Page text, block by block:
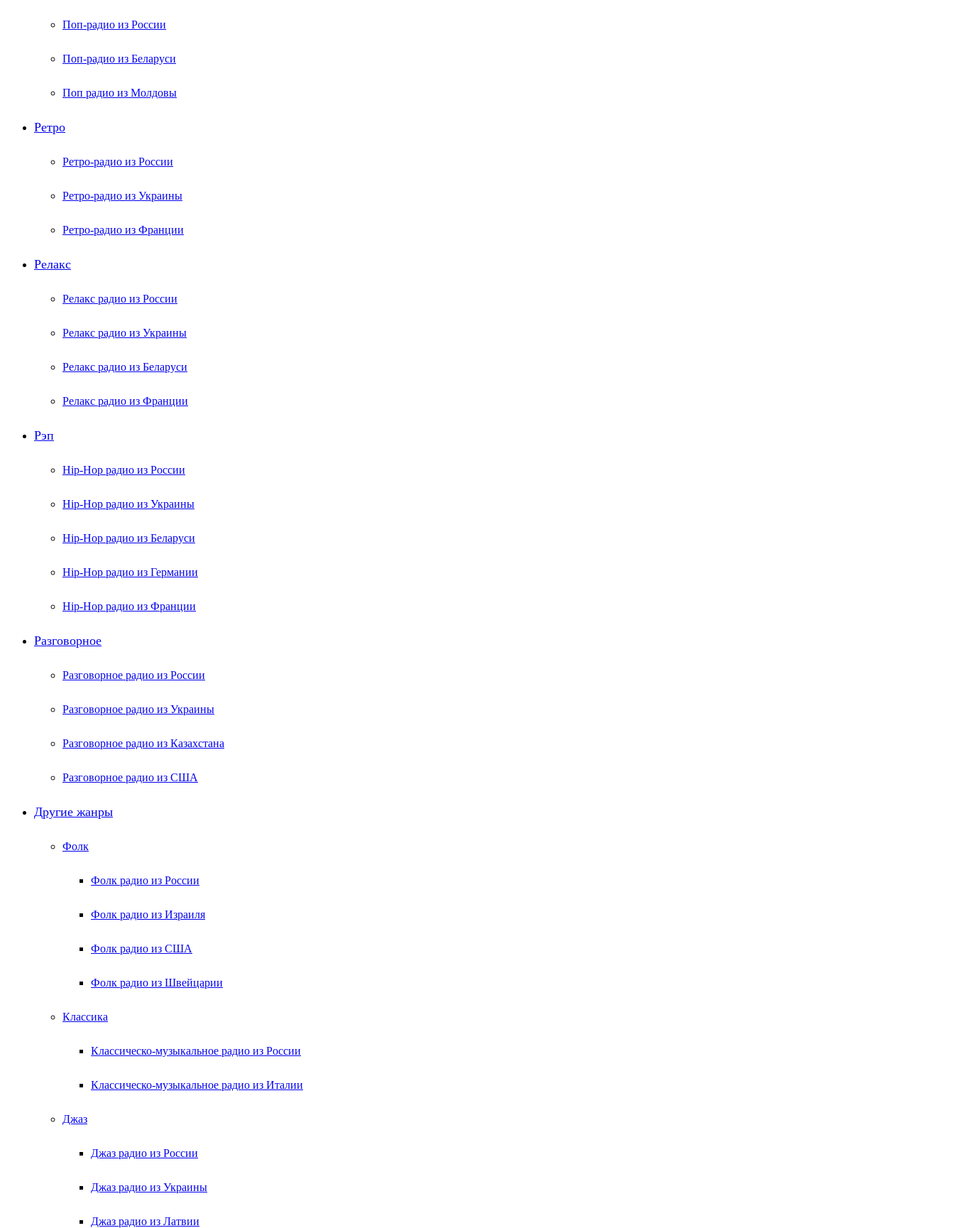
Поп-радио из России
Поп-радио из Беларуси
Поп радио из Молдовы
Ретро
Ретро-радио из России
Ретро-радио из Украины
Ретро-радио из Франции
Релакс
Релакс радио из России
Релакс радио из Украины
Релакс радио из Беларуси
Релакс радио из Франции
Рэп
Hip-Hop радио из России
Hip-Hop радио из Украины
Hip-Hop радио из Беларуси
Hip-Hop радио из Германии
Hip-Hop радио из Франции
Разговорное
Разговорное радио из России
Разговорное радио из Украины
Разговорное радио из Казахстана
Разговорное радио из США
Другие жанры
Фолк
Фолк радио из России
Фолк радио из Израиля
Фолк радио из США
Фолк радио из Швейцарии
Классика
Классическо-музыкальное радио из России
Классическо-музыкальное радио из Италии
Джаз
Джаз радио из России
Джаз радио из Украины
Джаз радио из Латвии